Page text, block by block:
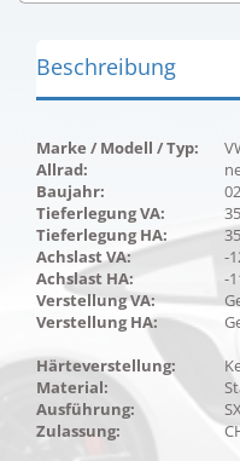
Beschreibung
Marke / Modell / Typ:
Allrad:
Baujahr:
Tieferlegung VA:
Tieferlegung HA:
Achslast VA:
-
Achslast HA:
-
Verstellung VA:
Verstellung HA:
Härteverstellung:
Material:
Ausführung:
Zulassung: